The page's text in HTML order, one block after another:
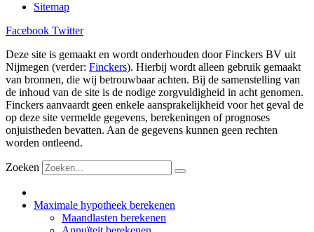
Sitemap
Facebook Twitter
Deze site is gemaakt en wordt onderhouden door Finckers BV uit
Nijmegen (verder: Finckers). Hierbij wordt alleen gebruik gemaakt
van bronnen, die wij betrouwbaar achten. Bij de samenstelling van
de inhoud van de site is de nodige zorgvuldigheid in acht genomen.
Finckers aanvaardt geen enkele aansprakelijkheid voor het geval de
op deze site vermelde gegevens, berekeningen of prognoses
onjuistheden bevatten. Aan de gegevens kunnen geen rechten
worden ontleend.
Zoeken
Maximale hypotheek berekenen
Maandlasten berekenen